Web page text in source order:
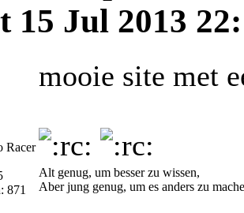
15 Jul 2013
Racer
871
mooie site met
Alt genug, um besser zu wissen,
Aber jung genug, um es anders zu